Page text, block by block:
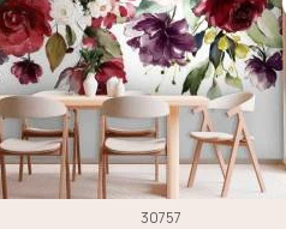
30757